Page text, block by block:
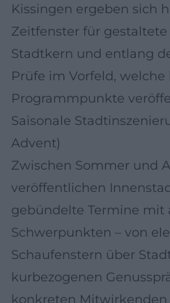
Kissingen ergeben sich
Zeitfenster für
Stadtkern und entlang
Prüfe im Vorfeld, welche
Programmpunkte
Saisonale
Advent)
Zwischen Sommer und
veröffentlichen
gebündelte Termine mit
Schwerpunkten – von
Schaufenstern über
kurbezogenen
konkreten